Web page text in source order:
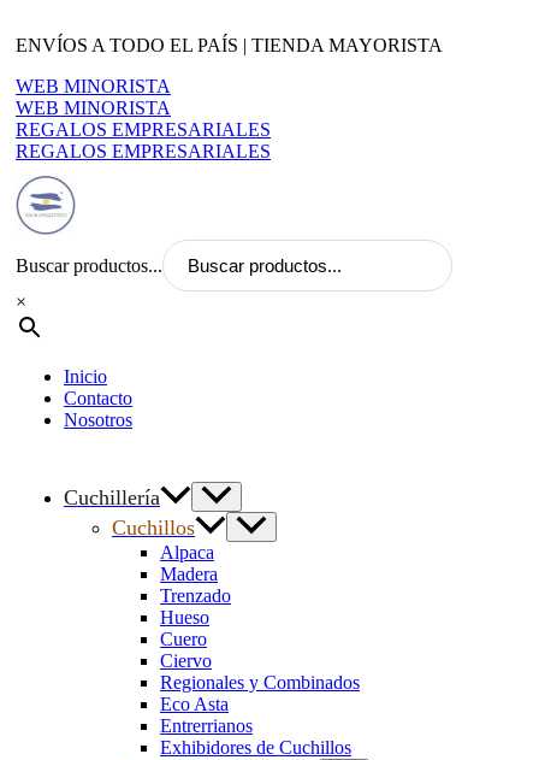
al
ENVÍOS A TODO EL PAÍS | TIENDA MAYORISTA
WEB MINORISTA
WEB MINORISTA
REGALOS EMPRESARIALES
REGALOS EMPRESARIALES
Buscar productos...
×
Inicio
Contacto
Nosotros
Cuchillería
Cuchillos
Alpaca
Madera
Trenzado
Hueso
Cuero
Ciervo
Regionales y Combinados
Eco Asta
Entrerrianos
Exhibidores de Cuchillos